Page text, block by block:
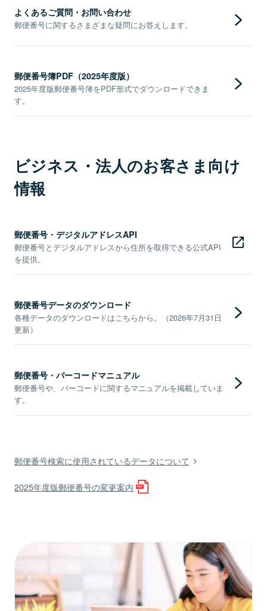
よくあるご質問・お問い合わせ
郵便番号に関するさまざまな疑問にお答えします。
郵便番号簿PDF（2025年度版）
2025年度版郵便番号簿をPDF形式でダウンロードできま
す。
ビジネス・法人のお客さま向け
情報
郵便番号・デジタルアドレスAPI
郵便番号とデジタルアドレスから住所を取得できる公式API
を提供。
郵便番号データのダウンロード
各種データのダウンロードはこちらから。（2026年7月31日
更新）
郵便番号・バーコードマニュアル
郵便番号や、バーコードに関するマニュアルを掲載していま
す。
郵便番号検索に使用されているデータについて
2025年度版郵便番号の変更案内